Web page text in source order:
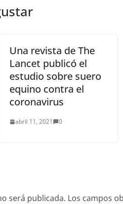
Una revista de The
Lancet publicó el
estudio sobre suero
equino contra el
coronavirus
abril 11, 2021 0
será publicada. Los campos